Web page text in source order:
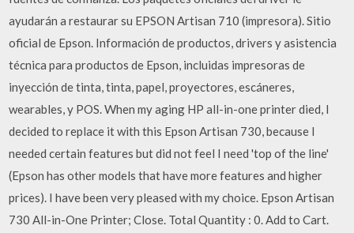
ayudarán a restaurar su EPSON Artisan 710 (impresora). Sitio
oficial de Epson. Información de productos, drivers y asistencia
técnica para productos de Epson, incluidas impresoras de
inyección de tinta, tinta, papel, proyectores, escáneres,
wearables, y POS. When my aging HP all-in-one printer died, I
decided to replace it with this Epson Artisan 730, because I
needed certain features but did not feel I need 'top of the line'
(Epson has other models that have more features and higher
prices). I have been very pleased with my choice. Epson Artisan
730 All-in-One Printer; Close. Total Quantity : 0. Add to Cart.